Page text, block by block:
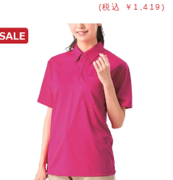
(税込 ￥1,419)